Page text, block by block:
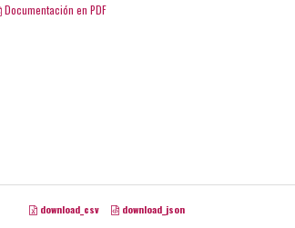
Documentación en PDF
download_csv download_json